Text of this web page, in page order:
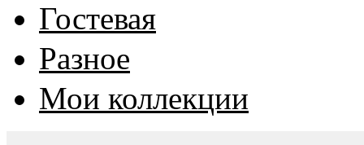
Гостевая
Разное
Мои коллекции